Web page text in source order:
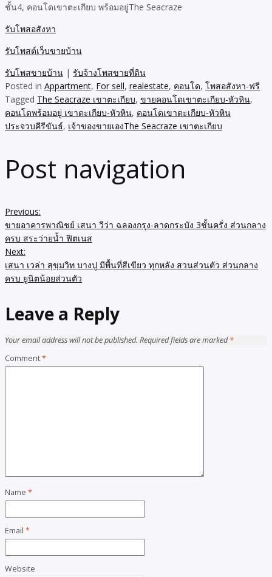
ชั้น4, คอนโดเขาตะเกียบ พร้อมอยู่The Seacraze
รับโพสอสังหา
รับโพสต์เว็บขายบ้าน
รับโพสขายบ้าน | รับจ้างโพสขายที่ดิน
Posted in Appartment, For sell, realestate, คอนโด, โพสอสังหา-ฟรี
Tagged The Seacraze เขาตะเกียบ, ขายคอนโดเขาตะเกียบ-หัวหิน,
คอนโดพร้อมอยู่ เขาตะเกียบ-หัวหิน, คอนโดเขาตะเกียบ-หัวหิน
ประจวบคีรีขันธ์, เจ้าของขายเองThe Seacraze เขาตะเกียบ
Post navigation
Previous:
ขายอาคารพาณิชย์ เสนา วีว่า ฉลองกรุง-ลาดกระบัง 3ชั้นครั่ง ส่วนกลาง
ครบ สระว่ายน้ำ ฟิตเนส
Next:
เสนา เวล่า สุขุมวิท บางปู มีพื้นที่สีเขียว ทุกหลัง สวนส่วนตัว ส่วนกลาง
ครบ ยูนิตน้อยส่วนตัว
Leave a Reply
Your email address will not be published. Required fields are marked*
Comment*
Name *
Email *
Website